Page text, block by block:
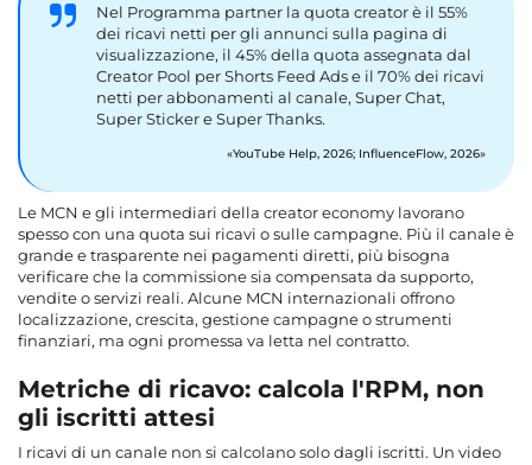
Nel Programma partner la quota creator è il 55%
dei ricavi netti per gli annunci sulla pagina di
visualizzazione, il 45% della quota assegnata dal
Creator Pool per Shorts Feed Ads e il 70% dei ricavi
netti per abbonamenti al canale, Super Chat,
Super Sticker e Super Thanks.
YouTube Help, 2026; InfluenceFlow, 2026
Le MCN e gli intermediari della creator economy lavorano
spesso con una quota sui ricavi o sulle campagne. Più il canale è
grande e trasparente nei pagamenti diretti, più bisogna
verificare che la commissione sia compensata da supporto,
vendite o servizi reali. Alcune MCN internazionali offrono
localizzazione, crescita, gestione campagne o strumenti
finanziari, ma ogni promessa va letta nel contratto.
Metriche di ricavo: calcola l'RPM, non
gli iscritti attesi
I ricavi di un canale non si calcolano solo dagli iscritti. Un video